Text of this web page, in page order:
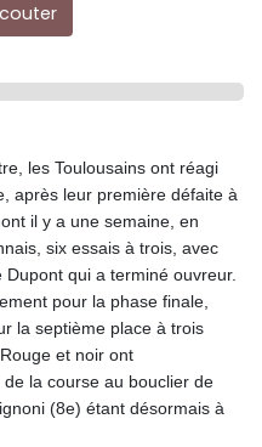
les Toulousains ont réagi
après leur première défaite à
il y a une semaine, en
six essais à trois, avec
qui a terminé ouvreur.
pour la phase finale,
la septième place à trois
et noir ont
la course au bouclier de
(8e) étant désormais à